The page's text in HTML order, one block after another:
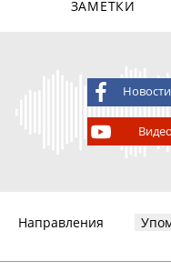
ЗАМЕТКИ
Направления